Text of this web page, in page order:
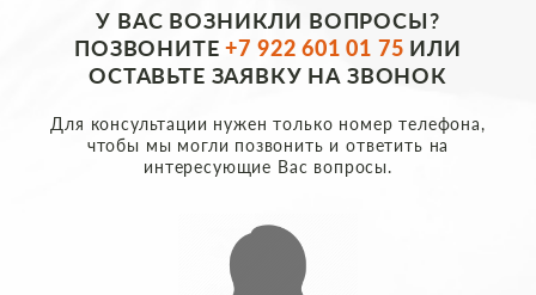
У ВАС ВОЗНИКЛИ ВОПРОСЫ?
ПОЗВОНИТЕ+7 922 601 01 75 ИЛИ
ОСТАВЬТЕ ЗАЯВКУ НА ЗВОНОК
Для консультации нужен только номер телефона,
чтобы мы могли позвонить и ответить на
интересующие Вас вопросы.